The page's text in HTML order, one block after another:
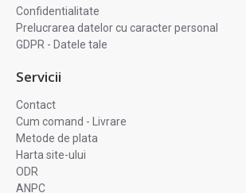
Confidentialitate
Prelucrarea datelor cu caracter personal
GDPR - Datele tale
Servicii
Contact
Cum comand - Livrare
Metode de plata
Harta site-ului
ODR
ANPC